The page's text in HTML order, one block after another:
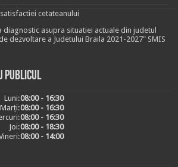
cetateanului
diagnostic asupra situatiei actuale din judetul
dezvoltare a Judetului Braila 2021-2027" SMIS
publicul
Luni:08:00 - 16:30
Marți:08:00 - 16:30
08:00 - 16:30
Joi:08:00 - 18:30
08:00 - 14:00